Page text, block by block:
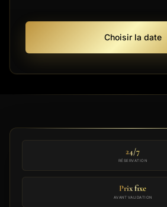
Choisir la date
24/7
RÉSERVATION
Prix fixe
AVANT VALIDATION